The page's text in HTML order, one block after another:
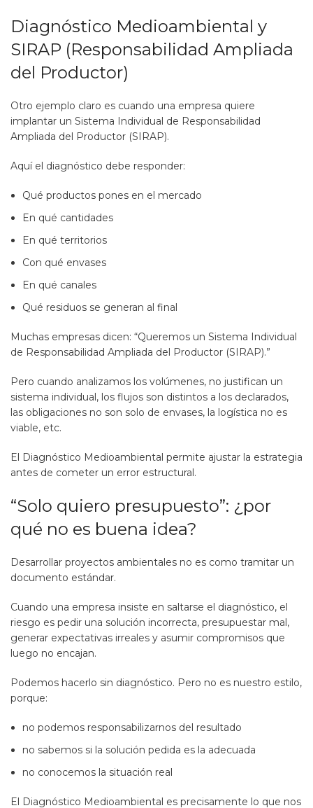
Diagnóstico Medioambiental y
SIRAP (Responsabilidad Ampliada
del Productor)
Otro ejemplo claro es cuando una empresa quiere
implantar un Sistema Individual de Responsabilidad
Ampliada del Productor (SIRAP).
Aquí el diagnóstico debe responder:
Qué productos pones en el mercado
En qué cantidades
En qué territorios
Con qué envases
En qué canales
Qué residuos se generan al final
Muchas empresas dicen: “Queremos un Sistema Individual
de Responsabilidad Ampliada del Productor (SIRAP).”
Pero cuando analizamos los volúmenes, no justifican un
sistema individual, los flujos son distintos a los declarados,
las obligaciones no son solo de envases, la logística no es
viable, etc.
El Diagnóstico Medioambiental permite ajustar la estrategia
antes de cometer un error estructural.
“Solo quiero presupuesto”: ¿por
qué no es buena idea?
Desarrollar proyectos ambientales no es como tramitar un
documento estándar.
Cuando una empresa insiste en saltarse el diagnóstico, el
riesgo es pedir una solución incorrecta, presupuestar mal,
generar expectativas irreales y asumir compromisos que
luego no encajan.
Podemos hacerlo sin diagnóstico. Pero no es nuestro estilo,
porque:
no podemos responsabilizarnos del resultado
no sabemos si la solución pedida es la adecuada
no conocemos la situación real
El Diagnóstico Medioambiental es precisamente lo que nos